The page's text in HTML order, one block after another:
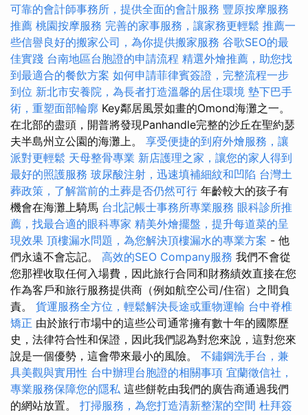
可靠的會計師事務所，提供全面的會計服務 豐原按摩服務
推薦 桃園按摩服務 完善的家事服務，讓家務更輕鬆 推薦一
些信譽良好的搬家公司，為你提供搬家服務 谷歌SEO的最
佳實踐 台南地區台胞證的申請流程 精選外燴推薦，助您找
到最適合的餐飲方案 如何申請菲律賓簽證，完整流程一步
到位 新北市安養院，為長者打造溫馨的居住環境 墊下巴手
術，重塑面部輪廓 Key鄰居風景如畫的Omond海灘之一。
在北部的盡頭，開普將發現Panhandle完整的沙丘在聖約瑟
夫半島州立公園的海灘上。 享受便捷的到府外燴服務，讓
派對更輕鬆 天母整骨專業 新店護理之家，讓您的家人得到
最好的照護服務 玻尿酸注射，迅速填補細紋和凹陷 台灣土
葬政策，了解當前的土葬是否仍然可行 年齡較大的孩子有
機會在海灘上騎馬 台北記帳士事務所專業服務 眼科診所推
薦，找最合適的眼科專家 精美外燴擺盤，提升每道菜的呈
現效果 頂樓漏水問題，為您解決頂樓漏水的專業方案 - 他
們永遠不會忘記。 高效的SEO Company服務 我們不會從
您那裡收取任何入場費，因此旅行合同和財務績效直接在您
作為客戶和旅行服務提供商（例如航空公司/住宿）之間負
責。 貨運服務全方位，輕鬆解決長途或重物運輸 台中脊椎
矯正 由於旅行市場中的這些公司通常擁有數十年的國際歷
史，法律符合性和保證，因此我們認為對您來說，這對您來
說是一個優勢，這會帶來最小的風險。 不鏽鋼洗手台，兼
具美觀與實用性 台中辦理台胞證的相關事項 宜蘭徵信社，
專業服務保障您的隱私 這些餅乾由我們的廣告商通過我們
的網站放置。 打掃服務，為您打造清新整潔的空間 杜拜簽